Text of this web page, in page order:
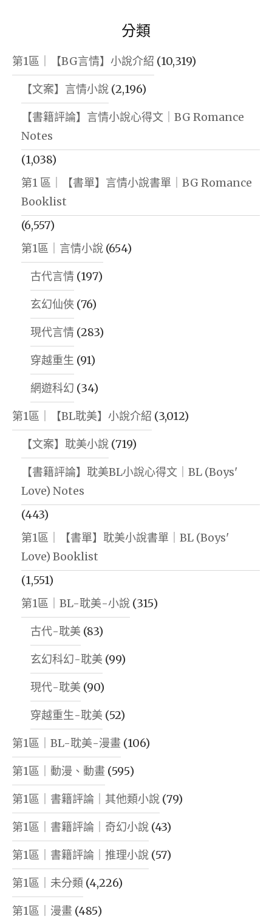
分類
第1區｜【BG言情】小說介紹 (10,319)
【文案】言情小說 (2,196)
【書籍評論】言情小說心得文｜BG Romance
Notes
(1,038)
第1 區｜【書單】言情小說書單｜BG Romance
Booklist
(6,557)
第1區｜言情小說 (654)
古代言情 (197)
玄幻仙俠 (76)
現代言情 (283)
穿越重生 (91)
網遊科幻 (34)
第1區｜【BL耽美】小說介紹 (3,012)
【文案】耽美小說 (719)
【書籍評論】耽美BL小說心得文｜BL (Boys'
Love) Notes
(443)
第1區｜【書單】耽美小說書單｜BL (Boys'
Love) Booklist
(1,551)
第1區｜BL-耽美-小說 (315)
古代-耽美 (83)
玄幻科幻-耽美 (99)
現代-耽美 (90)
穿越重生-耽美 (52)
第1區｜BL-耽美-漫畫 (106)
第1區｜動漫、動畫 (595)
第1區｜書籍評論｜其他類小說 (79)
第1區｜書籍評論｜奇幻小說 (43)
第1區｜書籍評論｜推理小說 (57)
第1區｜未分類 (4,226)
第1區｜漫畫 (485)